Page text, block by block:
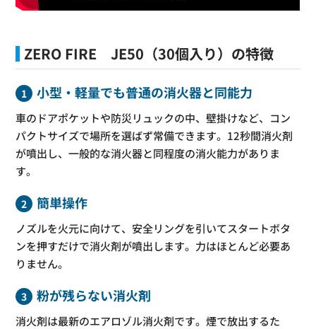
ZERO FIRE JE50（30個入り）の特徴
1 小型・軽量でも普通の消火器と同能力
車のドアポケットや防災リュックの中、壁掛けなど、コン
パクトサイズで場所を選ばず常備できます。12秒間消火剤
が噴出し、一般的な消火器と同程度の消火能力がありま
す。
2 簡単操作
ノズルを火元に向けて、安全リングを引いてスタートボタ
ンを押すだけで消火剤が噴出します。力はほとんど必要あ
りません。
3 粉が残らない消火剤
消火剤は最新のエアロゾル消火剤です。煙で放出するた